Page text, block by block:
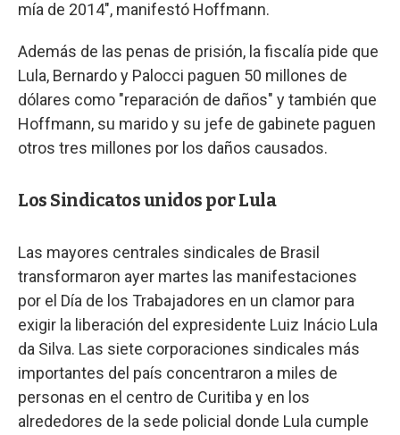
mía de 2014", manifestó Hoffmann.
Además de las penas de prisión, la fiscalía pide que
Lula, Bernardo y Palocci paguen 50 millones de
dólares como "reparación de daños" y también que
Hoffmann, su marido y su jefe de gabinete paguen
otros tres millones por los daños causados.
Los Sindicatos unidos por Lula
Las mayores centrales sindicales de Brasil
transformaron ayer martes las manifestaciones
por el Día de los Trabajadores en un clamor para
exigir la liberación del expresidente Luiz Inácio Lula
da Silva. Las siete corporaciones sindicales más
importantes del país concentraron a miles de
personas en el centro de Curitiba y en los
alrededores de la sede policial donde Lula cumple